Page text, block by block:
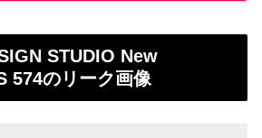
STUDIO New
574のリーク画像